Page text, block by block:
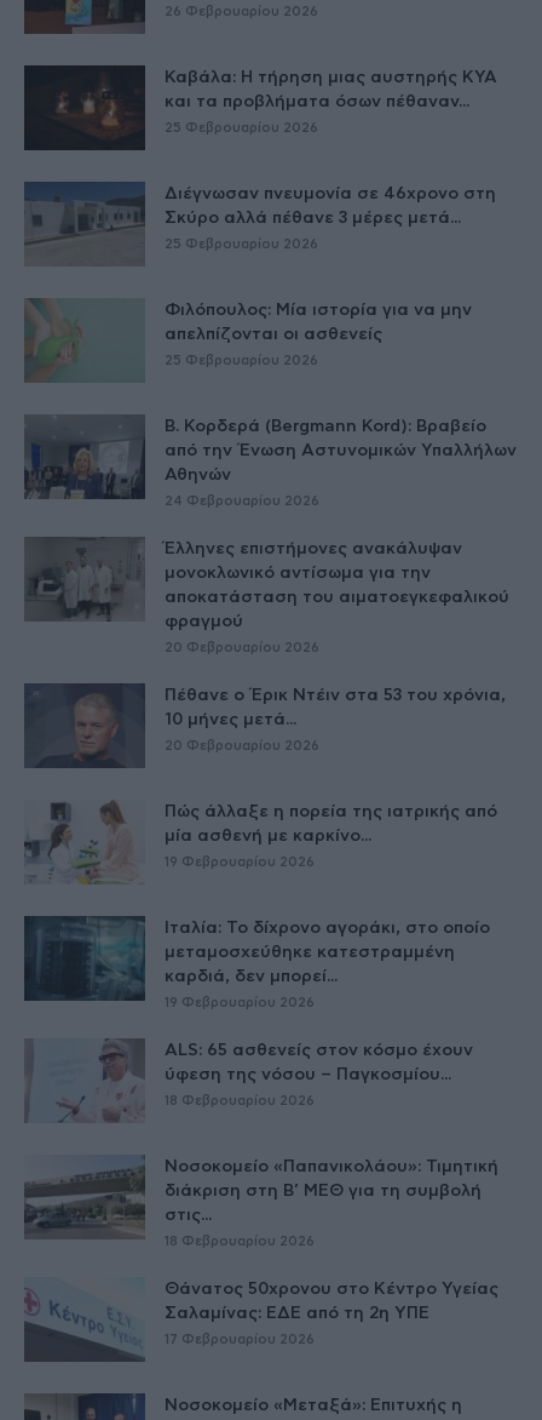
26 Φεβρουαρίου 2026
Καβάλα: Η τήρηση μιας αυστηρής ΚΥΑ
και τα προβλήματα όσων πέθαναν...
25 Φεβρουαρίου 2026
Διέγνωσαν πνευμονία σε 46χρονο στη
Σκύρο αλλά πέθανε 3 μέρες μετά...
25 Φεβρουαρίου 2026
Φιλόπουλος: Μία ιστορία για να μην
απελπίζονται οι ασθενείς
25 Φεβρουαρίου 2026
Β. Κορδερά (Bergmann Kord): Βραβείο
από την Ένωση Αστυνομικών Υπαλλήλων
Αθηνών
24 Φεβρουαρίου 2026
Έλληνες επιστήμονες ανακάλυψαν
μονοκλωνικό αντίσωμα για την
αποκατάσταση του αιματοεγκεφαλικού
φραγμού
20 Φεβρουαρίου 2026
Πέθανε ο Έρικ Ντέιν στα 53 του χρόνια,
10 μήνες μετά...
20 Φεβρουαρίου 2026
Πώς άλλαξε η πορεία της ιατρικής από
μία ασθενή με καρκίνο...
19 Φεβρουαρίου 2026
Ιταλία: Το δίχρονο αγοράκι, στο οποίο
μεταμοσχεύθηκε κατεστραμμένη
καρδιά, δεν μπορεί...
19 Φεβρουαρίου 2026
ALS: 65 ασθενείς στον κόσμο έχουν
ύφεση της νόσου – Παγκοσμίου...
18 Φεβρουαρίου 2026
Νοσοκομείο «Παπανικολάου»: Τιμητική
διάκριση στη Β’ ΜΕΘ για τη συμβολή
στις...
18 Φεβρουαρίου 2026
Θάνατος 50χρονου στο Κέντρο Υγείας
Σαλαμίνας: ΕΔΕ από τη 2η ΥΠΕ
17 Φεβρουαρίου 2026
Νοσοκομείο «Μεταξά»: Επιτυχής η